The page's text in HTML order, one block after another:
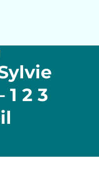
1 2 3